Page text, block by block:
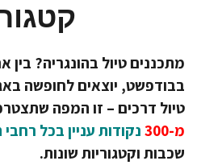
טיול בהונגריה? בין
יוצאים לחופשה באגם
דרכים – זו המפה שתצטרכו.
נקודות עניין בכל רחבי
וקטגוריות שונות.